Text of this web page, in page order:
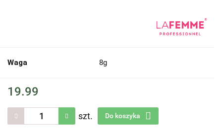
Waga 8g
19.99
szt. Do koszyka